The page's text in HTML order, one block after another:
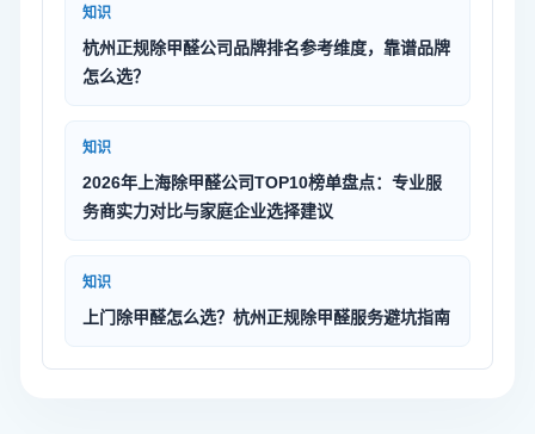
知识
杭州正规除甲醛公司品牌排名参考维度，靠谱品牌
怎么选？
知识
2026年上海除甲醛公司TOP10榜单盘点：专业服
务商实力对比与家庭企业选择建议
知识
上门除甲醛怎么选？杭州正规除甲醛服务避坑指南